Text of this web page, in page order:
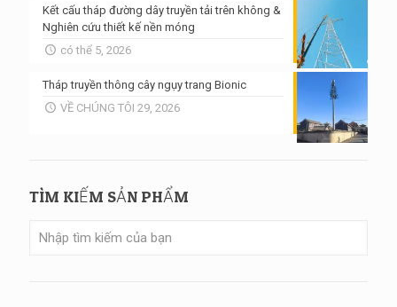
Kết cấu tháp đường dây truyền tải trên không &
Nghiên cứu thiết kế nền móng
có thể 5, 2026
Tháp truyền thông cây ngụy trang Bionic
VỀ CHÚNG TÔI 29, 2026
TÌM KIẾM SẢN PHẨM